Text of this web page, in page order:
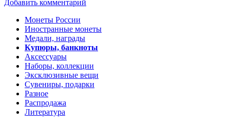
Добавить комментарий
Монеты России
Иностранные монеты
Медали, награды
Купюры, банкноты
Аксессуары
Наборы, коллекции
Эксклюзивные вещи
Сувениры, подарки
Разное
Распродажа
Литература